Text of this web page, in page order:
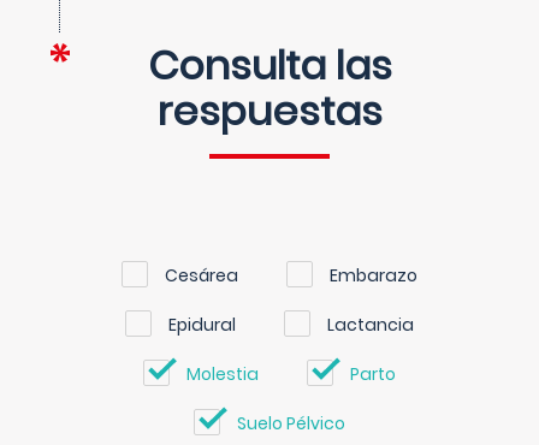
Consulta las
respuestas
Cesárea Embarazo
Epidural Lactancia
Molestia Parto
Suelo Pélvico